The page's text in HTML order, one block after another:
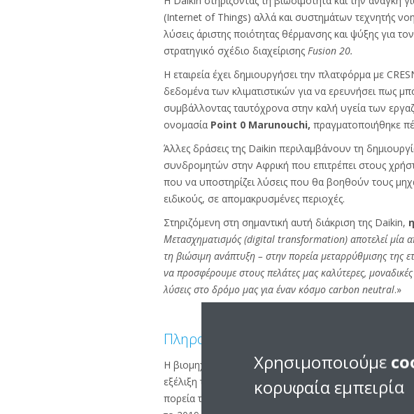
(Internet of Things) αλλά και συστημάτων τεχνητής
λύσεις άριστης ποιότητας θέρμανσης και ψύξης για
στρατηγικό σχέδιο διαχείρισης Fusion 20.
H εταιρεία έχει δημιουργήσει την πλατφόρμα με
δεδομένα των κλιματιστικών για να ερευνήσει πως
συμβάλλοντας ταυτόχρονα στην καλή υγεία των
ονομασία Point 0 Marunouchi, πραγματοποιήθηκε
Άλλες δράσεις της Daikin περιλαμβάνουν τη
συνδρομητών στην Αφρική που επιτρέπει στους
που να υποστηρίζει λύσεις που θα βοηθούν τους
ειδικούς, σε απομακρυσμένες περιοχές.
Στηριζόμενη στη σημαντική αυτή διάκριση της Daikin,
Μετασχηματισμός (digital transformation) αποτελεί μία
τη βιώσιμη ανάπτυξη – στην πορεία μεταρρύθμισης της
να προσφέρουμε στους πελάτες μας καλύτερες, μοναδικές
λύσεις στο δρόμο μας για έναν κόσμο carbon neutral.»
Πληροφορίες για την DAIKIN
Η βιομηχανία DAIKIN ιδρύθηκε το 1924 στην
εξέλιξη του κλάδου. Η DAIKIN διαθέτει
πορεία της εταιρείας και η εδραίωσή της στον
Χρησιμοποιούμε
κορυφαία εμπειρία